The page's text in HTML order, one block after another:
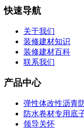
快速导航
关于我们
装修建材知识
装修建材百科
联系我们
产品中心
弹性体改性沥青
防水卷材专用底
领导关怀